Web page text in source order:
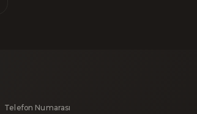
Telefon Numarası